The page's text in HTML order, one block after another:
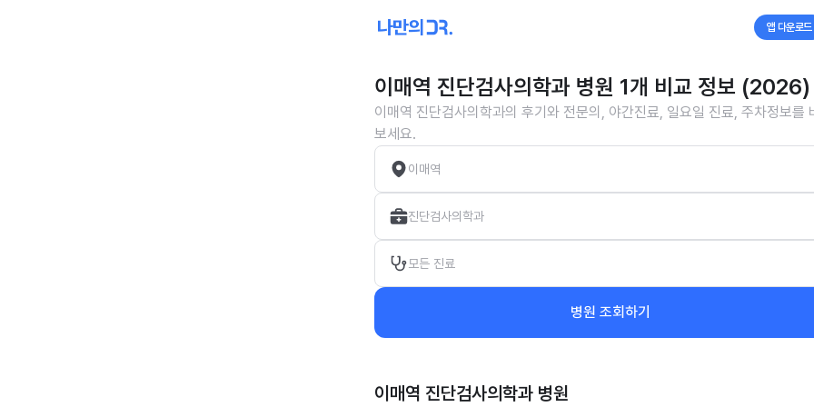
앱 다운로드
이매역 진단검사의학과 병원 1개 비교 정보 (2026)
이매역 진단검사의학과의 후기와 전문의, 야간진료, 일요일 진료, 주차정보를
보세요.
이매역
진단검사의학과
모든 진료
병원 조회하기
이매역 진단검사의학과 병원